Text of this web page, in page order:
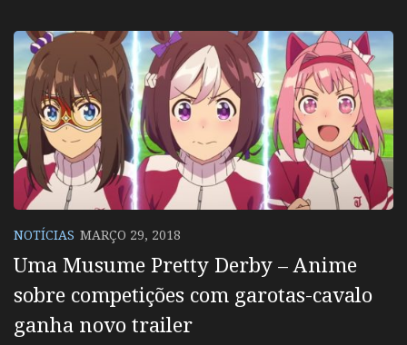
NOTÍCIAS MARÇO 29, 2018
Uma Musume Pretty Derby – Anime
sobre competições com garotas-cavalo
ganha novo trailer